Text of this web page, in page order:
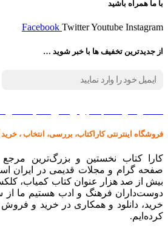
با ما همراه باشید
Facebook TwitterYoutube Instagram
از جدیدترین تخفیف ها با خبر شوید …
فروشگاه اینترنتی کاراکتاب، بررسی، انتخاب ، خرید
کارا کتاب نخستین و بزرگ‌ترین
صفحه گرام و مجلات قدیمی در ایران
بیش از صد هزار عنوان کتاب کمیاب،
خرید، دانلود و همکاری در خرید و فروش
کرده‌ایم.